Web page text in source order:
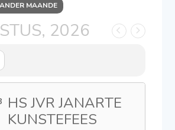
ANDER MAANDE
2026
HS JVR JANARTE
KUNSTEFEES